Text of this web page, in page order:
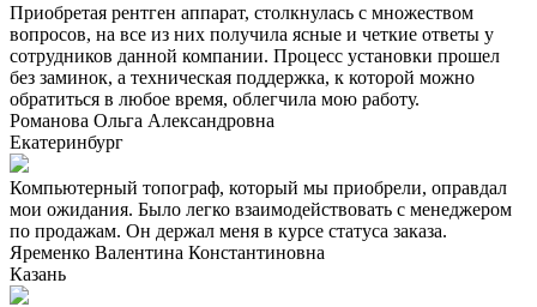
Приобретая рентген аппарат, столкнулась с множеством
вопросов, на все из них получила ясные и четкие ответы у
сотрудников данной компании. Процесс установки прошел
без заминок, а техническая поддержка, к которой можно
обратиться в любое время, облегчила мою работу.
Романова Ольга Александровна
Екатеринбург
Компьютерный топограф, который мы приобрели, оправдал
мои ожидания. Было легко взаимодействовать с менеджером
по продажам. Он держал меня в курсе статуса заказа.
Яременко Валентина Константиновна
Казань